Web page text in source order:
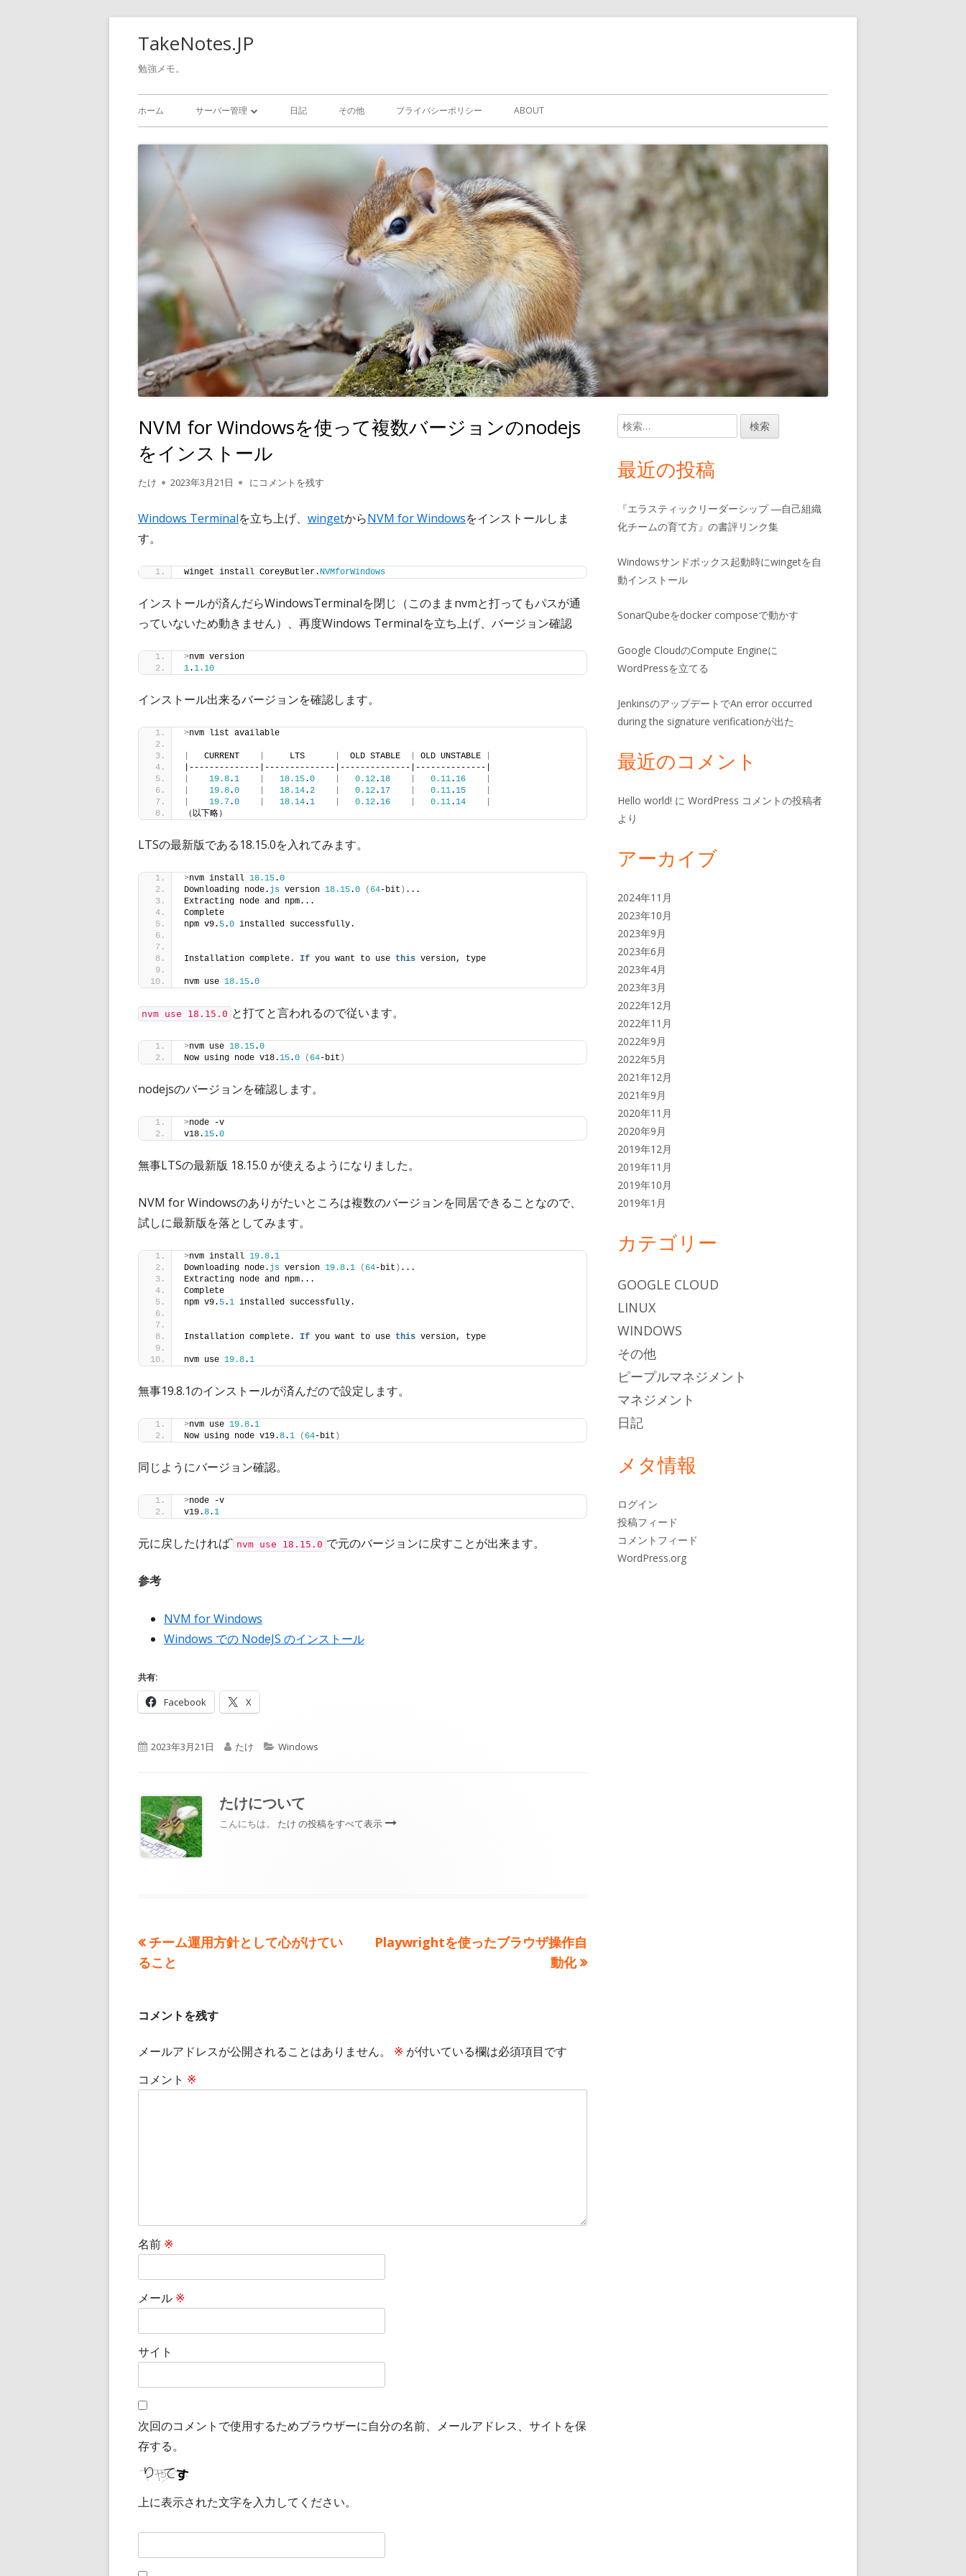
TakeNotes.JP
勉強メモ。
メ
イ
ニ
ュ
ー
ホーム サーバー管理 日記 その他 プライバシーポリシー ABOUT
NVM for Windowsを使って複数バージョンのnodejs
をインストール
作
者
たけ
公
日
2023年3月21日 NVM for Windowsを使って複数バージョンのnodejsをインストール
にコメントを残す
Windows Terminalを立ち上げ、 wingetからNVM for Windowsをインストールしま
す。
winget install CoreyButler. NVMforWindows
インストールが済んだらWindowsTerminalを閉じ（このままnvmと打ってもパスが通
っていないため動きません）、再度Windows Terminalを立ち上げ、バージョン確認
>nvm version
1.1.10
インストール出来るバージョンを確認します。
>nvm list available
   CURRENT
     LTS
  OLD STABLE
OLD UNSTABLE
|--------------|--------------|--------------|--------------|
19.8.1 18.15.0 0.12.18 0.11.16
19.8.0 18.14.2 0.12.17 0.11.15
19.7.0 18.14.1 0.12.16 0.11.14
（以下略）
LTSの最新版である18.15.0を入れてみます。
>nvm install 18.15.0
Downloading node. js version 18.15.0 ( 64-bit ) ...
Extracting node and npm...
Complete
npm v9. 5.0 installed successfully.
Installation complete. If you want to use this version, type
nvm use 18.15.0
nvm use 18.15.0 と打てと言われるので従います。
>nvm use 18.15.0
Now using node v18.15.0 ( 64-bit )
nodejsのバージョンを確認します。
>node -v
v18.15.0
無事LTSの最新版 18.15.0 が使えるようになりました。
NVM for Windowsのありがたいところは複数のバージョンを同居できることなので、
試しに最新版を落としてみます。
>nvm install 19.8.1
Downloading node. js version 19.8.1 ( 64-bit ) ...
Extracting node and npm...
Complete
npm v9. 5.1 installed successfully.
Installation complete. If you want to use this version, type
nvm use 19.8.1
無事19.8.1のインストールが済んだので設定します。
>nvm use 19.8.1
Now using node v19.8.1 ( 64-bit )
同じようにバージョン確認。
>node -v
v19.8.1
元に戻したければ` nvm use 18.15.0 で元のバージョンに戻すことが出来ます。
参考
NVM for Windows
Windows での NodeJS のインストール
共有:
Facebook
し
ウ
X
し
ウ
ド
公
2023年3月21日
作
たけ
カ
ー
Windows
たけについて
こんにちは。 たけ の投稿をすべて表示
投
稿
ナ
前
の
チーム運用方針として心がけてい
ること
次
Playwrightを使ったブラウザ操作自
動化
コメントを残す
メールアドレスが公開されることはありません。 ※ が付いている欄は必須項目です
コメント ※
名前 ※
メール ※
サイト
次回のコメントで使用するためブラウザーに自分の名前、メールアドレス、サイトを保
存する。
上に表示された文字を入力してください。
メ
イ
サ
ド
バ
ー
検
索:
最近の投稿
『エラスティックリーダーシップ ―自己組織
化チームの育て方』の書評リンク集
Windowsサンドボックス起動時にwingetを自
動インストール
SonarQubeをdocker composeで動かす
Google CloudのCompute Engineに
WordPressを立てる
JenkinsのアップデートでAn error occurred
during the signature verificationが出た
最近のコメント
Hello world! にWordPress コメントの投稿者
より
アーカイブ
2024年11月
2023年10月
2023年9月
2023年6月
2023年4月
2023年3月
2022年12月
2022年11月
2022年9月
2022年5月
2021年12月
2021年9月
2020年11月
2020年9月
2019年12月
2019年11月
2019年10月
2019年1月
カテゴリー
GOOGLE CLOUD
LINUX
WINDOWS
その他
ピープルマネジメント
マネジメント
日記
メタ情報
ログイン
投稿フィード
コメントフィード
WordPress.org